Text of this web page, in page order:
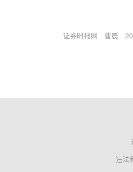
证券时报网 曹晨
违法